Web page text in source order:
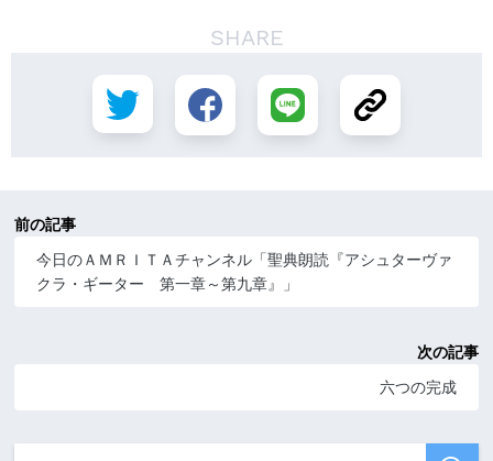
SHARE
前の記事
今日のＡＭＲＩＴＡチャンネル「聖典朗読『アシュターヴァ
クラ・ギーター 第一章～第九章』」
次の記事
六つの完成